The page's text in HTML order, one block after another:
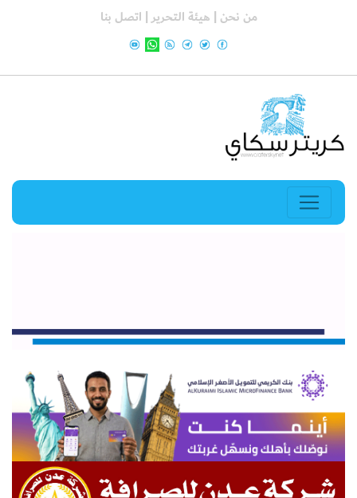
من نحن | هيئة التحرير | اتصل بنا